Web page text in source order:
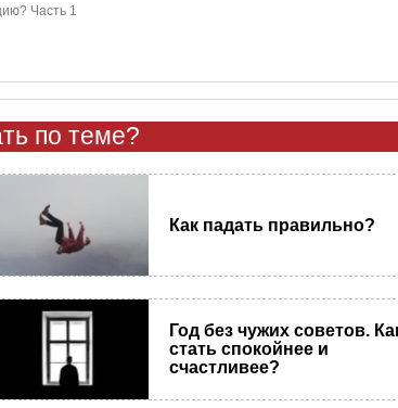
Часть 1
по теме?
Как падать правильно?
Год без чужих советов.
стать спокойнее и
счастливее?